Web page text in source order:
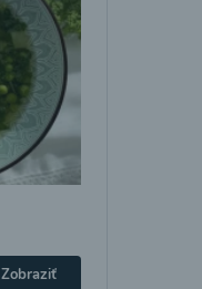
Zobraziť